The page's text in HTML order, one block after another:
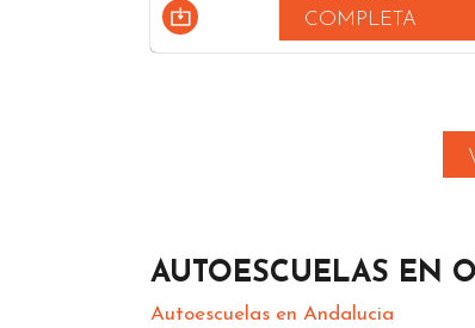
COMPLETA
AUTOESCUELAS EN
Autoescuelas en Andalucia